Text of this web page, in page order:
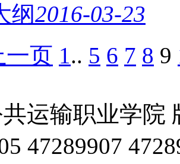
纲2016-03-23
一页 1.. 5 6 7 8 9
运输职业学院
47289907